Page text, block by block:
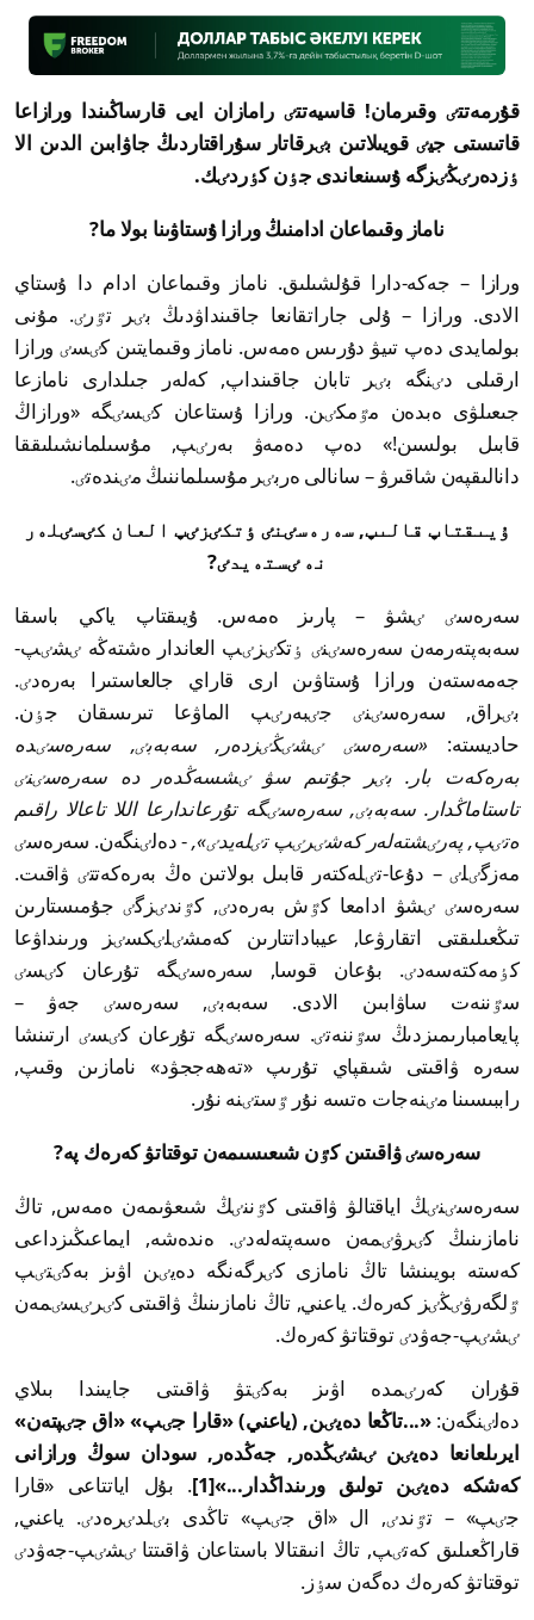
قۇرمەتتٸ وقىرمان! قاسيەتتٸ رامازان ايى قارساڭىندا ورازاعا
قاتىستى جيٸ قويىلاتىن بٸرقاتار سۇراقتاردىڭ جاۋابىن الدىن الا
ٶزدەرٸڭٸزگە ۇسىنعاندى جٶن كٶردٸك.
ناماز وقىماعان ادامنىڭ ورازا ۇستاۋىنا بولا ما?
ورازا – جەكە-دارا قۇلشىلىق. ناماز وقىماعان ادام دا ۇستاي
الادى. ورازا – ۇلى جاراتقانعا جاقىنداۋدىڭ بٸر تٷرٸ. مۇنى
بولمايدى دەپ تىيۋ دۇرىس ەمەس. ناماز وقىمايتىن كٸسٸ ورازا
ارقىلى دٸنگە بٸر تابان جاقىنداپ, كەلەر جىلدارى نامازعا
جىعىلۋى ەبدەن مٷمكٸن. ورازا ۇستاعان كٸسٸگە «ورازاڭ
قابىل بولسىن!» دەپ دەمەۋ بەرٸپ, مۇسىلمانشىلىققا
دانالىقپەن شاقىرۋ – سانالى ەربٸر مۇسىلماننىڭ مٸندەتٸ.
ۇيىقتاپ قالىپ, سەرەسٸنٸ ٶتكٸزٸپ العان كٸسٸلەر
نە ٸستەيدٸ?
سەرەسٸ ٸشۋ – پارىز ەمەس. ۇيىقتاپ ياكي باسقا
سەبەپتەرمەن سەرەسٸنٸ ٶتكٸزٸپ العاندار ەشتەڭە ٸشٸپ-
جەمەستەن ورازا ۇستاۋىن ارى قاراي جالعاستىرا بەرەدٸ.
بٸراق, سەرەسٸنٸ جٸبەرٸپ الماۋعا تىرىسقان جٶن.
حاديستە: «سەرەسٸ ٸشٸڭٸزدەر, سەبەبٸ, سەرەسٸدە
بەرەكەت بار. بٸر جۇتىم سۋ ٸشسەڭدەر دە سەرەسٸنٸ
تاستاماڭدار. سەبەبٸ, سەرەسٸگە تۇرعاندارعا اللا تاعالا راقىم
ەتٸپ, پەرٸشتەلەر كەشٸرٸپ تٸلەيدٸ»,- دەلٸنگەن. سەرەسٸ
مەزگٸلٸ – دۇعا-تٸلەكتەر قابىل بولاتىن ەڭ بەرەكەتتٸ ۋاقىت.
سەرەسٸ ٸشۋ ادامعا كٷش بەرەدٸ, كٷندٸزگٸ جۇمىستارىن
تىڭعىلىقتى اتقارۋعا, عيباداتتارىن كەمشٸلٸكسٸز ورىنداۋعا
كٶمەكتەسەدٸ. بۇعان قوسا, سەرەسٸگە تۇرعان كٸسٸ
سٷننەت ساۋابىن الادى. سەبەبٸ, سەرەسٸ جەۋ –
پايعامبارىمىزدىڭ سٷننەتٸ. سەرەسٸگە تۇرعان كٸسٸ ارتىنشا
سەرە ۋاقىتى شىقپاي تۇرىپ «تەھەججۋد» نامازىن وقىپ,
راببىسىنا مٸنەجات ەتسە نۇر ٷستٸنە نۇر.
سەرەسٸ ۋاقىتىن كٷن شىعىسىمەن توقتاتۋ كەرەك پە?
سەرەسٸنٸڭ اياقتالۋ ۋاقىتى كٷننٸڭ شىعۋىمەن ەمەس, تاڭ
نامازىنىڭ كٸرۋٸمەن ەسەپتەلەدٸ. ەندەشە, ايماعىڭىزداعى
كەستە بويىنشا تاڭ نامازى كٸرگەنگە دەيٸن اۋىز بەكٸتٸپ
ٷلگەرۋٸڭٸز كەرەك. ياعني, تاڭ نامازىنىڭ ۋاقىتى كٸرٸسٸمەن
ٸشٸپ-جەۋدٸ توقتاتۋ كەرەك.
قۇران كەرٸمدە اۋىز بەكٸتۋ ۋاقىتى جايىندا بىلاي
دەلٸنگەن: «...تاڭعا دەيٸن, (ياعني) «قارا جٸپ» «اق جٸپتەن»
ايرىلعانعا دەيٸن ٸشٸڭدەر, جەڭدەر, سودان سوڭ ورازانى
كەشكە دەيٸن تولىق ورىنداڭدار...»[1]
. بۇل اياتتاعى «قارا
جٸپ» – تٷندٸ, ال «اق جٸپ» تاڭدى بٸلدٸرەدٸ. ياعني,
قاراڭعىلىق كەتٸپ, تاڭ انىقتالا باستاعان ۋاقىتتا ٸشٸپ-جەۋدٸ
توقتاتۋ كەرەك دەگەن سٶز.